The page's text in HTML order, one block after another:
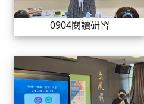
0904閱讀研習